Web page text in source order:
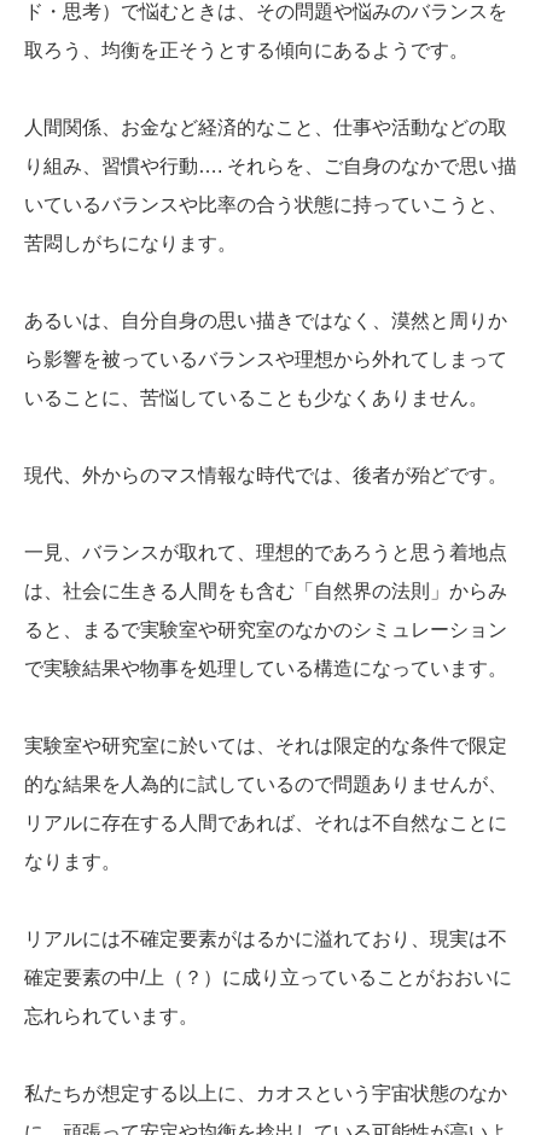
ド・思考）で悩むときは、その問題や悩みのバランスを
取ろう、均衡を正そうとする傾向にあるようです。
人間関係、お金など経済的なこと、仕事や活動などの取
り組み、習慣や行動…. それらを、ご自身のなかで思い描
いているバランスや比率の合う状態に持っていこうと、
苦悶しがちになります。
あるいは、自分自身の思い描きではなく、漠然と周りか
ら影響を被っているバランスや理想から外れてしまって
いることに、苦悩していることも少なくありません。
現代、外からのマス情報な時代では、後者が殆どです。
一見、バランスが取れて、理想的であろうと思う着地点
は、社会に生きる人間をも含む「自然界の法則」からみ
ると、まるで実験室や研究室のなかのシミュレーション
で実験結果や物事を処理している構造になっています。
実験室や研究室に於いては、それは限定的な条件で限定
的な結果を人為的に試しているので問題ありませんが、
リアルに存在する人間であれば、それは不自然なことに
なります。
リアルには不確定要素がはるかに溢れており、現実は不
確定要素の中/上（？）に成り立っていることがおおいに
忘れられています。
私たちが想定する以上に、カオスという宇宙状態のなか